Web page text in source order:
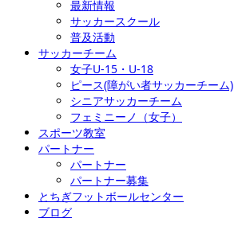
最新情報
サッカースクール
普及活動
サッカーチーム
女子U-15・U-18
ピース(障がい者サッカーチーム)
シニアサッカーチーム
フェミニーノ（女子）
スポーツ教室
パートナー
パートナー
パートナー募集
とちぎフットボールセンター
ブログ